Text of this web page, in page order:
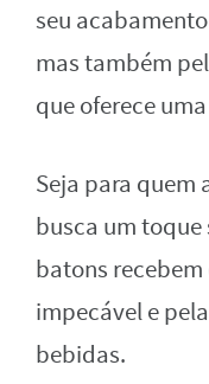
seu
mas também
que oferece
Seja para quem
busca um
batons
impecável e
bebidas.